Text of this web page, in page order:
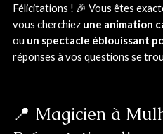
Félicitations ! 🎉 Vous êtes
vous cherchiez une animation
ou un spectacle éblouissant
réponses à vos questions se
📍 Magicien à